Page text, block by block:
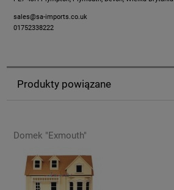
sales@sa-imports.co.uk
01752338222
Produkty powiązane
Domek "Exmouth"